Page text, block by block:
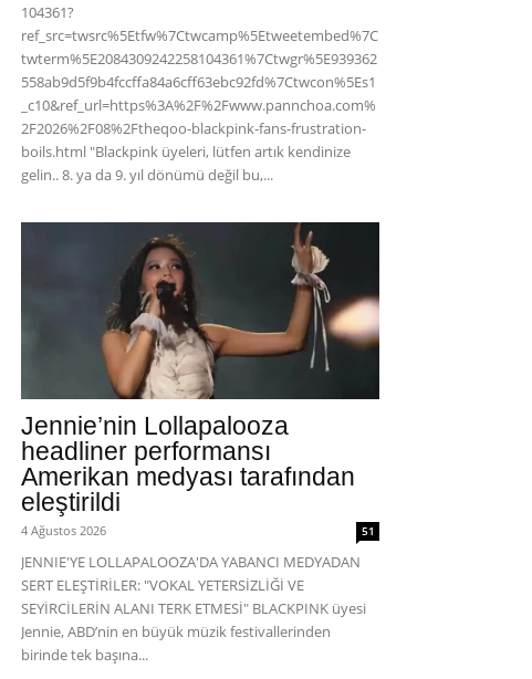
104361?
ref_src=twsrc%5Etfw%7Ctwcamp%5Etweetembed%7C
twterm%5E2084309242258104361%7Ctwgr%5E939362
558ab9d5f9b4fccffa84a6cff63ebc92fd%7Ctwcon%5Es1
_c10&ref_url=https%3A%2F%2Fwww.pannchoa.com%
2F2026%2F08%2Ftheqoo-blackpink-fans-frustration-
boils.html "Blackpink üyeleri, lütfen artık kendinize
gelin.. 8. ya da 9. yıl dönümü değil bu,...
Jennie’nin Lollapalooza
headliner performansı
Amerikan medyası tarafından
eleştirildi
4 Ağustos 2026 51
JENNIE'YE LOLLAPALOOZA'DA YABANCI MEDYADAN
SERT ELEŞTİRİLER: "VOKAL YETERSİZLİĞİ VE
SEYİRCİLERİN ALANI TERK ETMESİ" BLACKPINK üyesi
Jennie, ABD’nin en büyük müzik festivallerinden
birinde tek başına...